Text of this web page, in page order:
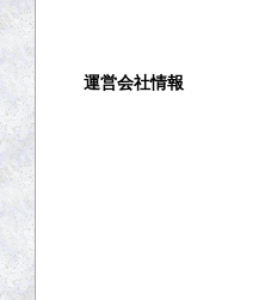
運営会社情報